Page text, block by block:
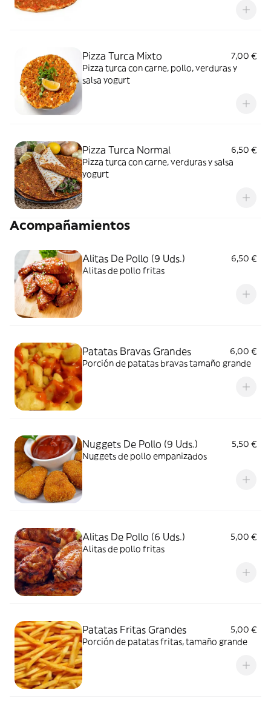
Pizza Turca Mixto
7,00 €
Pizza turca con carne, pollo, verduras y
salsa yogurt
Pizza Turca Normal
6,50 €
Pizza turca con carne, verduras y salsa
yogurt
Acompañamientos
Alitas De Pollo (9 Uds.)
6,50 €
Alitas de pollo fritas
Patatas Bravas Grandes
6,00 €
Porción de patatas bravas tamaño grande
Nuggets De Pollo (9 Uds.)
5,50 €
Nuggets de pollo empanizados
Alitas De Pollo (6 Uds.)
5,00 €
Alitas de pollo fritas
Patatas Fritas Grandes
5,00 €
Porción de patatas fritas, tamaño grande